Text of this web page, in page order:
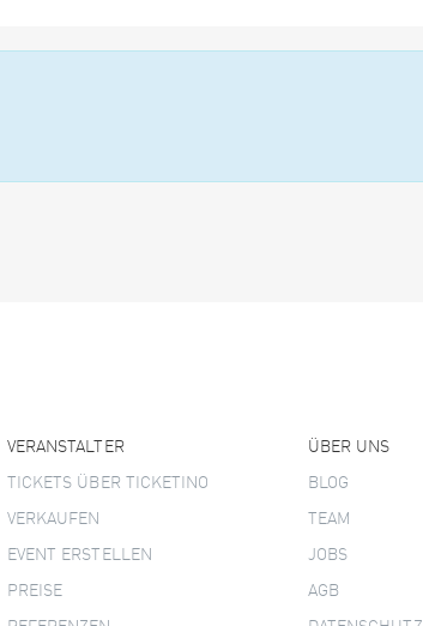
VERANSTALTER
TICKETS ÜBER TICKETINO
VERKAUFEN
EVENT ERSTELLEN
PREISE
ÜBER UNS
BLOG
TEAM
JOBS
AGB